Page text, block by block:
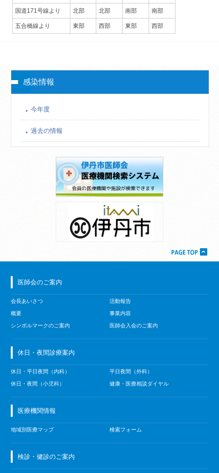
国道171号線より 北部 北部 南部 南部
五合橋線より 東部 西部 東部 西部
感染情報
今年度
過去の情報
医師会のご案内
会長あいさつ
概要
シンボルマークのご案内
活動報告
事業内容
医師会入会のご案内
休日・夜間診療案内
休日・平日夜間（内科）
休日・夜間（小児科）
平日夜間（外科）
健康・医療相談ダイヤル
医療機関情報
地域別医療マップ 検索フォーム
検診・健診のご案内